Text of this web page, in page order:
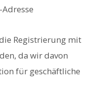
Registrierung mit
da wir davon
für geschäftliche